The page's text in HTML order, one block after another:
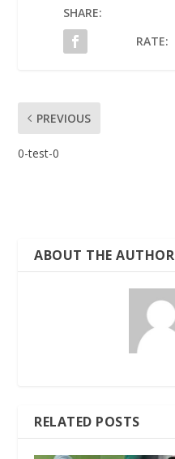
SHARE:
RATE:
PREVIOUS
0-test-0
ABOUT THE AUTHOR
RELATED POSTS